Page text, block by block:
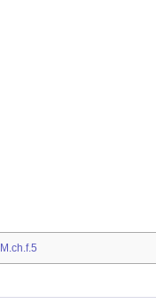
M.ch.f.5